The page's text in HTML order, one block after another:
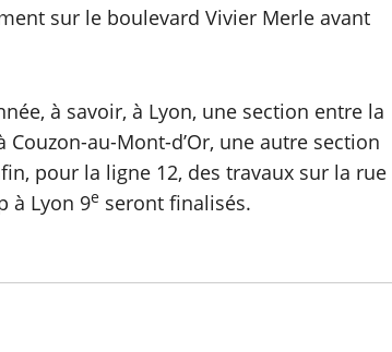
sur le boulevard Vivier Merle avant
à savoir, à Lyon, une section entre la
au-Mont-d’Or, une autre section
pour la ligne 12, des travaux sur la rue
à Lyon 9e seront finalisés.